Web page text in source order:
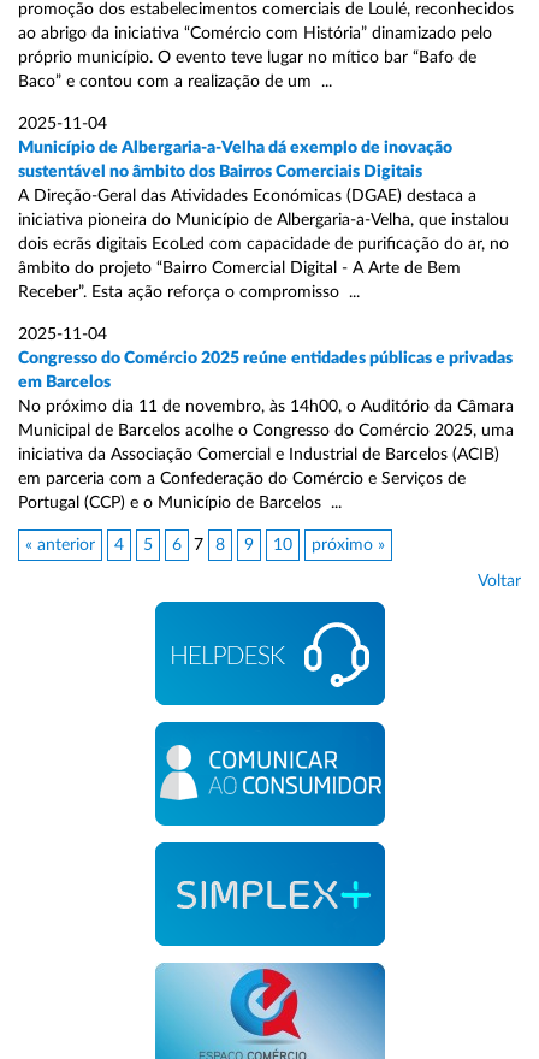
promoção dos estabelecimentos comerciais de Loulé, reconhecidos
ao abrigo da iniciativa “Comércio com História” dinamizado pelo
próprio município. O evento teve lugar no mítico bar “Bafo de
Baco” e contou com a realização de um ...
2025-11-04
Município de Albergaria-a-Velha dá exemplo de inovação
sustentável no âmbito dos Bairros Comerciais Digitais
A Direção-Geral das Atividades Económicas (DGAE) destaca a
iniciativa pioneira do Município de Albergaria-a-Velha, que instalou
dois ecrãs digitais EcoLed com capacidade de purificação do ar, no
âmbito do projeto “Bairro Comercial Digital - A Arte de Bem
Receber”. Esta ação reforça o compromisso ...
2025-11-04
Congresso do Comércio 2025 reúne entidades públicas e privadas
em Barcelos
No próximo dia 11 de novembro, às 14h00, o Auditório da Câmara
Municipal de Barcelos acolhe o Congresso do Comércio 2025, uma
iniciativa da Associação Comercial e Industrial de Barcelos (ACIB)
em parceria com a Confederação do Comércio e Serviços de
Portugal (CCP) e o Município de Barcelos ...
« anterior 4 5 6 7 8 9 10 próximo »
Voltar